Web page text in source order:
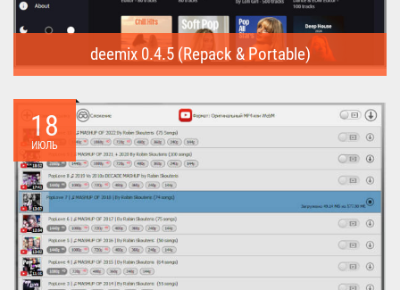
deemix 0.4.5 (Repack & Portable)
треки...
18
ИЮЛЬ